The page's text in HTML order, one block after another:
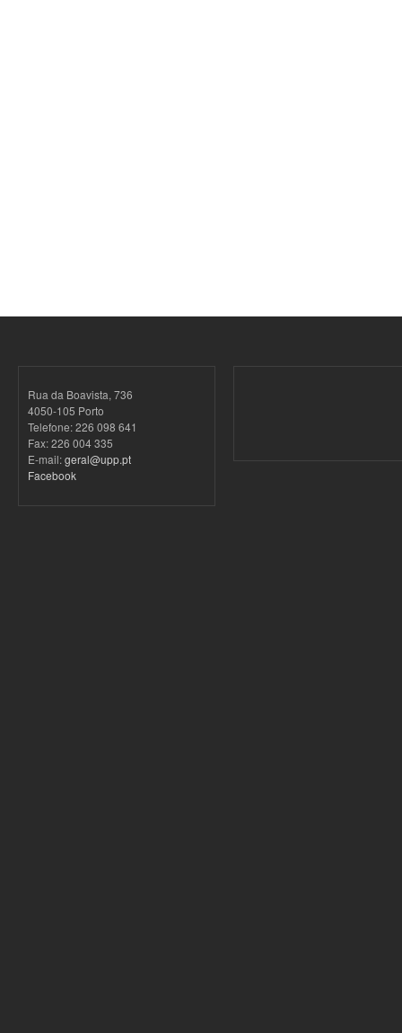
Rua da Boavista, 736
4050-105 Porto
Telefone: 226 098 641
Fax: 226 004 335
E-mail:geral@upp.pt
Facebook